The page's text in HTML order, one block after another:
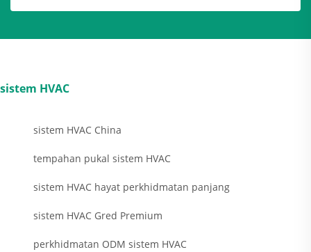
sistem HVAC
sistem HVAC China
tempahan pukal sistem HVAC
sistem HVAC hayat perkhidmatan panjang
sistem HVAC Gred Premium
perkhidmatan ODM sistem HVAC